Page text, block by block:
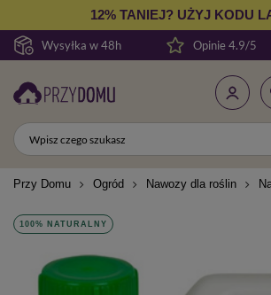
Wysyłka w 48h
12% TANIEJ? UŻYJ KODU
Opinie 4.9/5
Przy Domu Ogród Nawozy dla roślin
100% NATURALNY